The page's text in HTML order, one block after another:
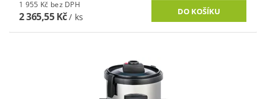
1 955 Kč bez DPH
2 365,55 Kč/ ks